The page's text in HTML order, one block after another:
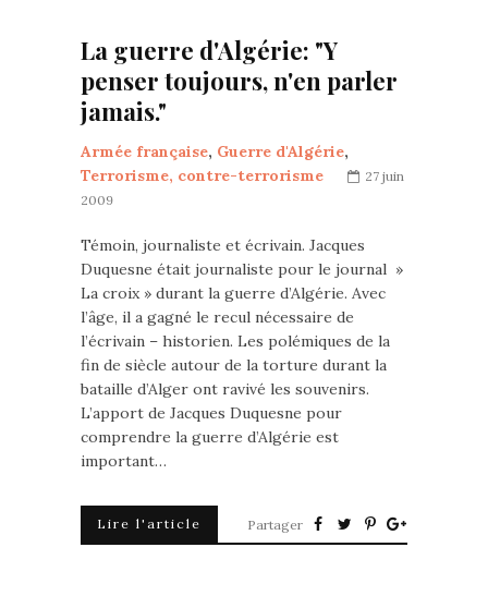
La guerre d'Algérie: "Y
penser toujours, n'en parler
jamais."
Armée française, Guerre d'Algérie,
Terrorisme, contre-terrorisme
27 juin
2009
Témoin, journaliste et écrivain. Jacques
Duquesne était journaliste pour le journal »
La croix » durant la guerre d’Algérie. Avec
l’âge, il a gagné le recul nécessaire de
l’écrivain – historien. Les polémiques de la
fin de siècle autour de la torture durant la
bataille d’Alger ont ravivé les souvenirs.
L’apport de Jacques Duquesne pour
comprendre la guerre d’Algérie est
important…
Lire l'article Partager